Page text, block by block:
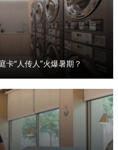
卡“人传人”火爆暑期？